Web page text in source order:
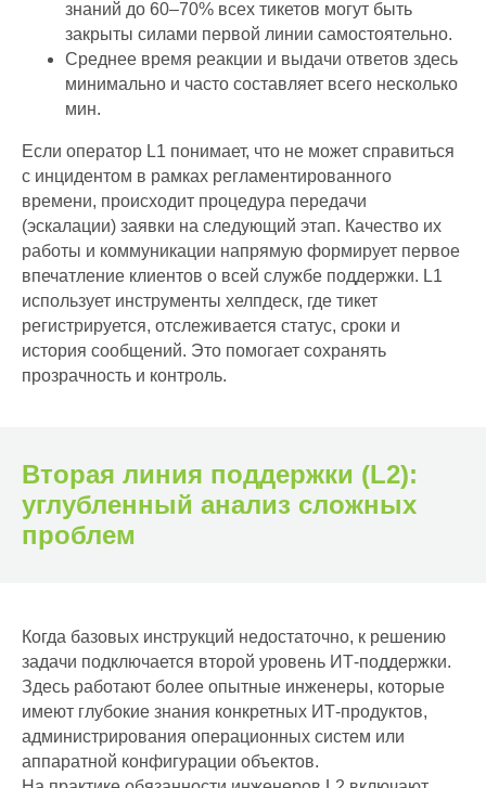
знаний до 60–70% всех тикетов могут быть
закрыты силами первой линии самостоятельно.
Среднее время реакции и выдачи ответов здесь
минимально и часто составляет всего несколько
мин.
Если оператор L1 понимает, что не может справиться
с инцидентом в рамках регламентированного
времени, происходит процедура передачи
(эскалации) заявки на следующий этап. Качество их
работы и коммуникации напрямую формирует первое
впечатление клиентов о всей службе поддержки. L1
использует инструменты хелпдеск, где тикет
регистрируется, отслеживается статус, сроки и
история сообщений. Это помогает сохранять
прозрачность и контроль.
Вторая линия поддержки (L2):
углубленный анализ сложных
проблем
Когда базовых инструкций недостаточно, к решению
задачи подключается второй уровень ИТ-поддержки.
Здесь работают более опытные инженеры, которые
имеют глубокие знания конкретных ИТ-продуктов,
администрирования операционных систем или
аппаратной конфигурации объектов.